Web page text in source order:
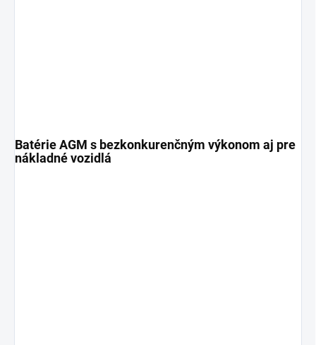
Batérie AGM s bezkonkurenčným výkonom aj pre
nákladné vozidlá